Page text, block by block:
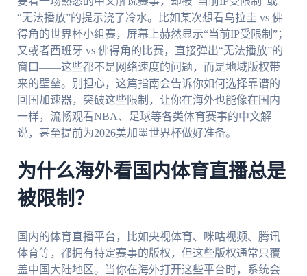
“无法播放”的提示浇了冷水。比如某次想看乌拉圭 vs 佛
得角的世界杯小组赛，屏幕上赫然显示“当前IP受限制”；
又或者西班牙 vs 佛得角的比赛，直接弹出“无法播放”的
窗口——这些都不是网络速度的问题，而是地域版权带
来的壁垒。别担心，这篇指南会告诉你如何选择靠谱的
回国加速器，突破这些限制，让你在海外也能像在国内
一样，流畅观看NBA、足球等各类体育赛事的中文解
说，甚至提前为2026美加墨世界杯做好准备。
为什么海外看国内体育直播总是
被限制？
国内的体育直播平台，比如央视体育、咪咕视频、腾讯
体育等，都拥有特定赛事的版权，但这些版权通常只覆
盖中国大陆地区。当你在海外打开这些平台时，系统会